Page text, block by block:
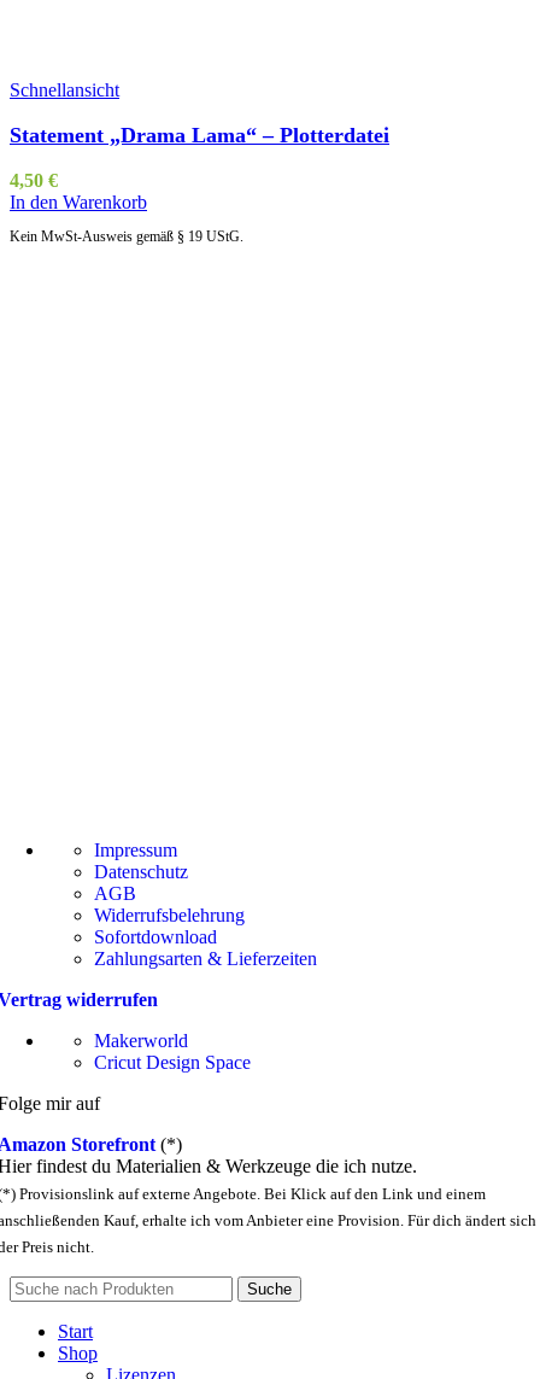
Schnellansicht
Statement „Drama Lama“ – Plotterdatei
4,50 €
In den Warenkorb
Kein MwSt-Ausweis gemäß § 19 UStG.
Impressum
Datenschutz
AGB
Widerrufsbelehrung
Sofortdownload
Zahlungsarten & Lieferzeiten
widerrufen
Makerworld
Cricut Design Space
mir auf
Storefront (*)
findest du Materialien & Werkzeuge die ich nutze.
Provisionslink auf externe Angebote. Bei Klick auf den Link und einem
Kauf, erhalte ich vom Anbieter eine Provision. Für dich ändert sich
Preis nicht.
Suche
Start
Shop